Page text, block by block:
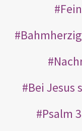
Bei Jesus
Psalm